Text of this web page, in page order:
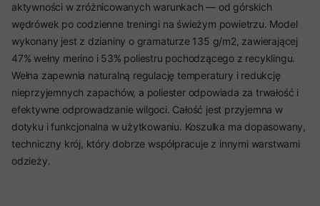
aktywności w zróżnicowanych warunkach — od górskich
wędrówek po codzienne treningi na świeżym powietrzu. Model
wykonany jest z dzianiny o gramaturze 135 g/m2, zawierającej
47% wełny merino i 53% poliestru pochodzącego z recyklingu.
Wełna zapewnia naturalną regulację temperatury i redukcję
nieprzyjemnych zapachów, a poliester odpowiada za trwałość i
efektywne odprowadzanie wilgoci. Całość jest przyjemna w
dotyku i funkcjonalna w użytkowaniu. Koszulka ma dopasowany,
techniczny krój, który dobrze współpracuje z innymi warstwami
odzieży.